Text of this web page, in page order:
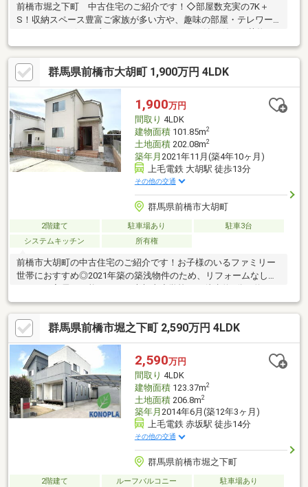
前橋市堀之下町 中古住宅のご紹介です！◇部屋数充実の7K＋
S！収納スペース豊富ご家族が多い方や、趣味の部屋・テレワー
すっきり片付きます。◇桂萱東小学校まで徒歩10分！通学も安心
♪お子様の毎日の通学に負担が少ない、小学校まで約800mの距
離。近隣にはコンビニやスーパーもあり、日々の買い物に便利で
す。◇広々敷地180坪超！駐車5台以上可能敷地面積は約186坪と
ゆとりのある広さ。お車を複数台お持ちのご家庭や、来客時にも
安心の駐車スペースを確保できます◎◇上下水道引き込み済み！
初期費用を抑えられます♪
群馬県前橋市大胡町 1,900万円 4LDK
1,900万円
間取り 4LDK
建物面積101.85m2
土地面積202.08m2
築年月 2021年11月(築4年10ヶ月)
上毛電鉄 大胡駅 徒歩13分
その他の交通
群馬県前橋市大胡町
2階建て 駐車場あり
駐車3台
システムキッチン
所有権
前橋市大胡町の中古住宅のご紹介です！お子様のいるファミリー
世帯におすすめ◎2021年築の築浅物件のため、リフォームなしで
そのまま入居も可能です！・大胡東小学校まで徒歩約7分（約
550m）・大胡中学校まで徒歩約13分（約1，000m）通学や送り迎
えにも安心の距離です！居室4部屋・全室6帖以上・全室収納完
備・全室南向きお庭はフェンスで仕切られているため、お子様の
お庭遊びやペットの放し飼いにも安心です♪お買い物施設は車で5
分圏内に充実！ 日々のお買い物も負担になりません◎・ベイシア
マート前橋おおご店まで車で約3分・フレッセイ大胡店まで車で約
5分
群馬県前橋市堀之下町 2,590万円 4LDK
2,590万円
間取り 4LDK
建物面積123.37m2
土地面積206.8m2
築年月 2014年6月(築12年3ヶ月)
上毛電鉄 赤坂駅 徒歩14分
その他の交通
群馬県前橋市堀之下町
2階建て ルーフバルコニー
駐車場あり